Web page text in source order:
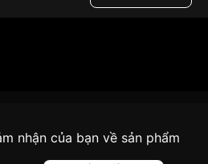
nhận của bạn về sản phẩm